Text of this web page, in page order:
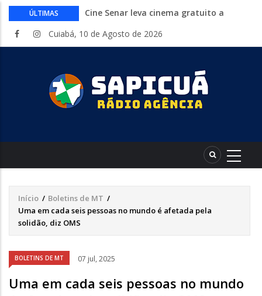
ÚLTIMAS
Cine Senar leva cinema gratuito a
agosto
Curso gratuito da Embrapa ensina a
montar hortas do plantio ao cultivo.
Inscrições abertas
HCanMT. Ministério da Saúde habilita
pacientes do SUS
Cuiabá, 10 de Agosto de 2026
Trilha
de
Início / Boletins de MT /
Uma em cada seis pessoas no mundo é afetada pela
solidão, diz OMS
BOLETINS DE MT 07 jul, 2025
Uma em cada seis pessoas no mundo
Áudio